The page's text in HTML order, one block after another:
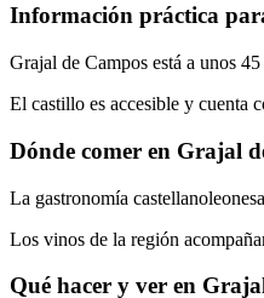
Información práctica
Grajal de Campos está a unos
El castillo es accesible y cuenta
Dónde comer en Grajal
La gastronomía
Los vinos de la región
Qué hacer y ver en